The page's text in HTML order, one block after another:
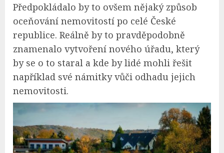
Předpokládalo by to ovšem nějaký způsob
oceňování nemovitostí po celé České
republice. Reálně by to pravděpodobně
znamenalo vytvoření nového úřadu, který
by se o to staral a kde by lidé mohli řešit
například své námitky vůči odhadu jejich
nemovitosti.